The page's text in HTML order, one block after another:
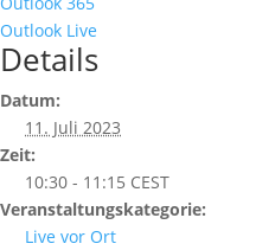
Outlook Live
Details
Datum:
11. Juli 2023
Zeit:
10:30 - 11:15 CEST
Veranstaltungskategorie:
Live vor Ort